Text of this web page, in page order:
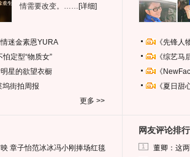
情需要改变。…… [详细]
情迷金素恩YURA
定型“物质女”
星的欲望衣橱
坞街拍周报
更多 >>
《先锋
《综艺
《
《夏日
映 章子怡范冰冰冯小刚捧场红毯
网友评论排行
1 董卿：这